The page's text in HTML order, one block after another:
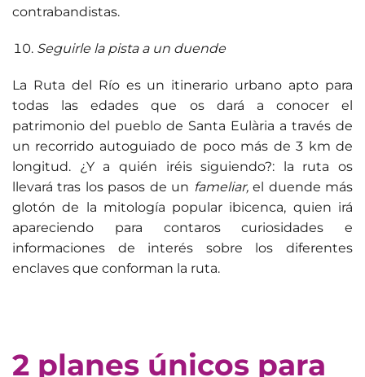
contrabandistas.
Seguirle la pista a un duende
La Ruta del Río es un itinerario urbano apto para
todas las edades que os dará a conocer el
patrimonio del pueblo de Santa Eulària a través de
un recorrido autoguiado de poco más de 3 km de
longitud. ¿Y a quién iréis siguiendo?: la ruta os
llevará tras los pasos de un fameliar,el duende más
glotón de la mitología popular ibicenca, quien irá
apareciendo para contaros curiosidades e
informaciones de interés sobre los diferentes
enclaves que conforman la ruta.
2 planes únicos para